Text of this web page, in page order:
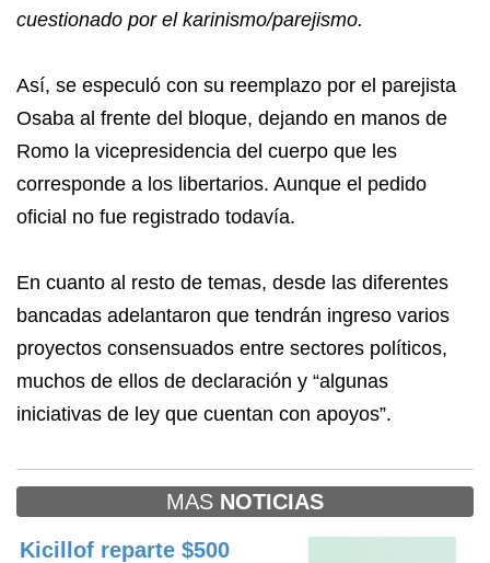
cuestionado por el karinismo/parejismo.
Así, se especuló con su reemplazo por el parejista
Osaba al frente del bloque, dejando en manos de
Romo la vicepresidencia del cuerpo que les
corresponde a los libertarios. Aunque el pedido
oficial no fue registrado todavía.
En cuanto al resto de temas, desde las diferentes
bancadas adelantaron que tendrán ingreso varios
proyectos consensuados entre sectores políticos,
muchos de ellos de declaración y “algunas
iniciativas de ley que cuentan con apoyos”.
MAS NOTICIAS
Kicillof reparte $500